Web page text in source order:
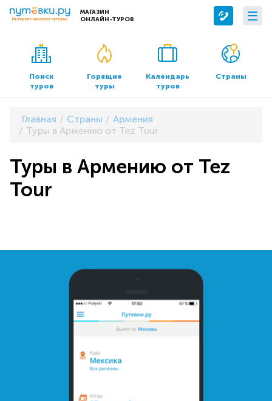
МАГАЗИН
ОНЛАЙН-ТУРОВ
Сервисы
Бронирование отелей
Трансфер
О компании
О нас
Контакты
Документы и реквизиты
Поиск
туров
Горящие
туры
Календарь
туров
Страны
Главная Страны
Армения
Туры в Армению от Tez Tour
Туры в Армению от Tez
Tour